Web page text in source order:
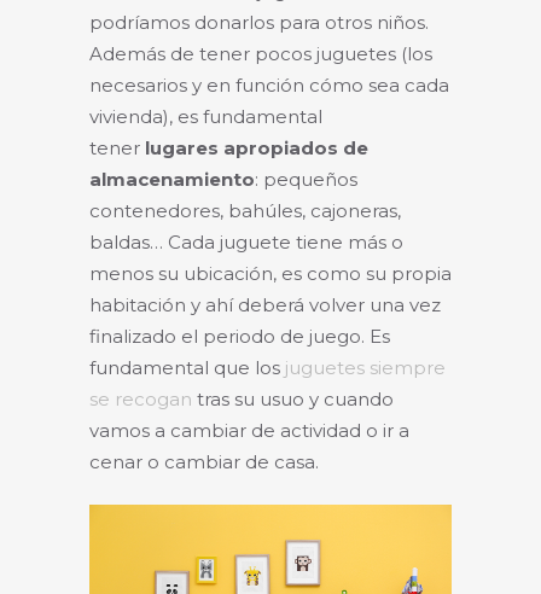
podríamos donarlos para otros niños.
Además de tener pocos juguetes (los
necesarios y en función cómo sea cada
vivienda), es fundamental
tener lugares apropiados de
almacenamiento: pequeños
contenedores, bahúles, cajoneras,
baldas… Cada juguete tiene más o
menos su ubicación, es como su propia
habitación y ahí deberá volver una vez
finalizado el periodo de juego. Es
fundamental que los juguetes siempre
se recogan tras su usuo y cuando
vamos a cambiar de actividad o ir a
cenar o cambiar de casa.